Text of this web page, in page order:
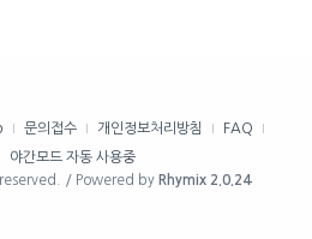
문의접수 개인정보처리방침
FAQ
야간모드 자동 사용중
/ Powered by Rhymix 2.0.24